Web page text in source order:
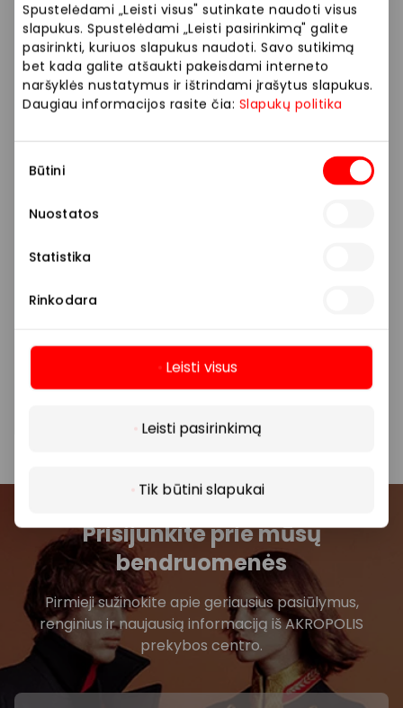
Spustelėdami „Leisti visus" sutinkate naudoti visus
slapukus. Spustelėdami „Leisti pasirinkimą" galite
pasirinkti, kuriuos slapukus naudoti. Savo sutikimą
bet kada galite atšaukti pakeisdami interneto
naršyklės nustatymus ir ištrindami įrašytus slapukus.
Daugiau informacijos rasite čia: Slapukų politika
pasirinkimas
Būtini
Nuostatos
Statistika
Rinkodara
Leisti visus
Leisti pasirinkimą
Tik būtini slapukai
Plačiau teiraukitės eksperto.
Prekybos ir pramogų centre „AKROPOLIS“
veikiančios parduotuvės ir paslaugų teikėjai
dydžius bei kitas aktualias sąlygas.
informaciją, tačiau, jei kyla neatitikimų tarp mūsų
informacijos parduotuvėje ar paslaugų teikimo
konkrečioje parduotuvėje ar paslaugų teikimo
Visais klausimais, susijusiais su konkrečiomis
nuolaidomis bei vykstančiomis akcijomis,
parduotuvę ar paslaugų teikimo vietą.
Prisijunkite prie mūsų
bendruomenės
Pirmieji sužinokite apie geriausius pasiūlymus,
renginius ir naujausią informaciją iš AKROPOLIS
prekybos centro.
Daugiau